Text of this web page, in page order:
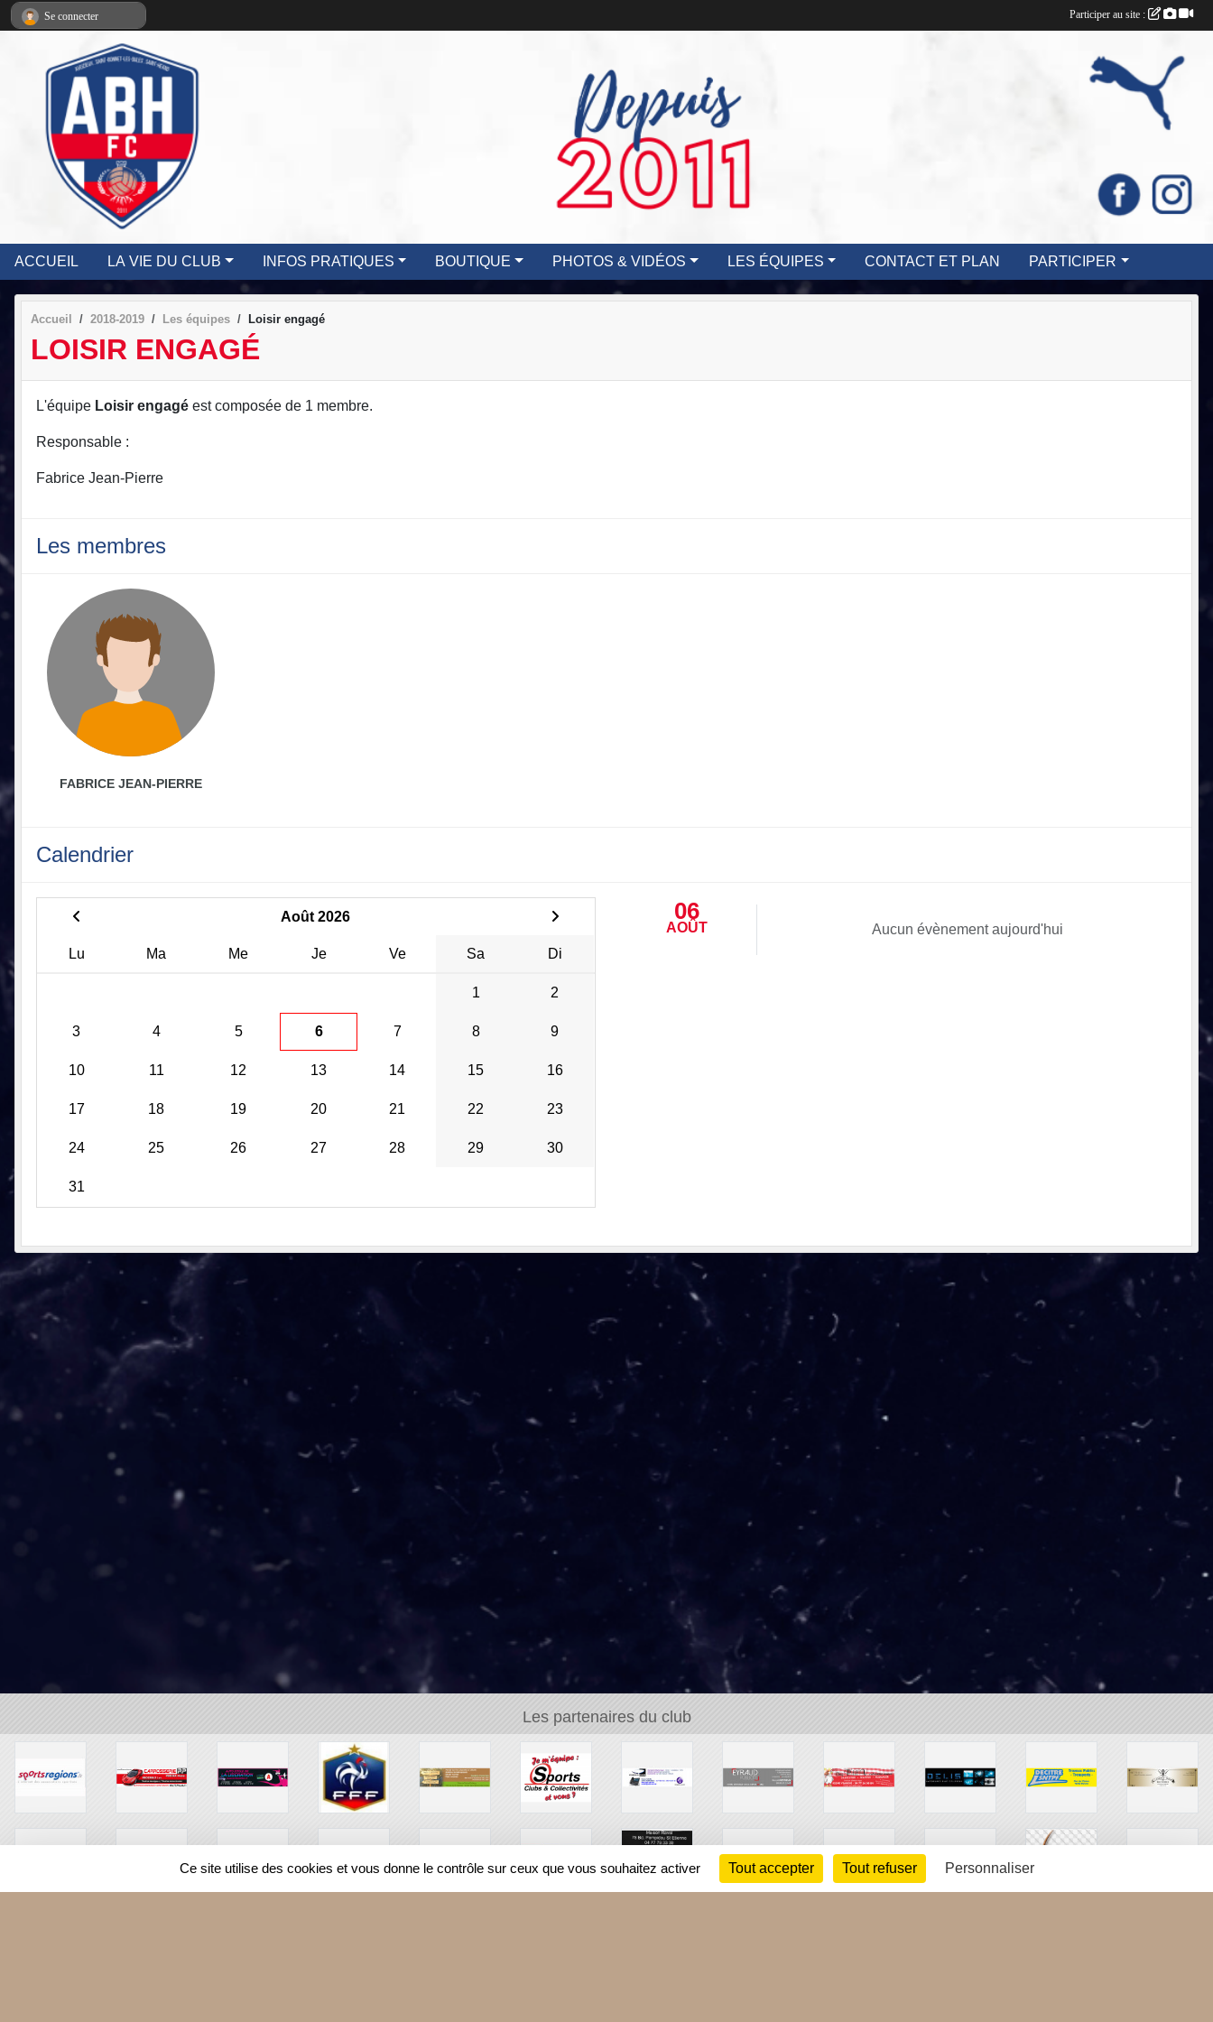
ACCUEIL LA VIE DU CLUB INFOS PRATIQUES BOUTIQUE PHOTOS & VIDÉOS LES ÉQUIPES CONTACT ET PLAN PARTICIPER
Accueil 2018-2019 Les équipes Loisir engagé
LOISIR ENGAGÉ
L'équipe Loisir engagé est composée de 1 membre.
Responsable :
Fabrice Jean-Pierre
Les membres
FABRICE JEAN-PIERRE
Calendrier
Août 2026
Lu Ma Me Je Ve Sa Di
1 2
3 4 5 6 7 8 9
10 11 12 13 14 15 16
17 18 19 20 21 22 23
24 25 26 27 28 29 30
31
06
AOÛT Aucun évènement aujourd'hui
Les partenaires du club
Se connecter Participer au site :
Panneau de gestion des cookies
Ce site utilise des cookies et vous donne le contrôle sur ceux que vous souhaitez activer Tout accepter Tout refuser Personnaliser